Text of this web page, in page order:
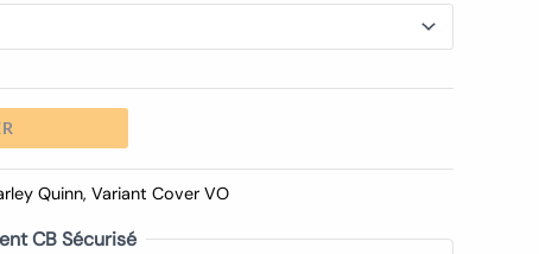
Quinn, Variant Cover VO
CB Sécurisé